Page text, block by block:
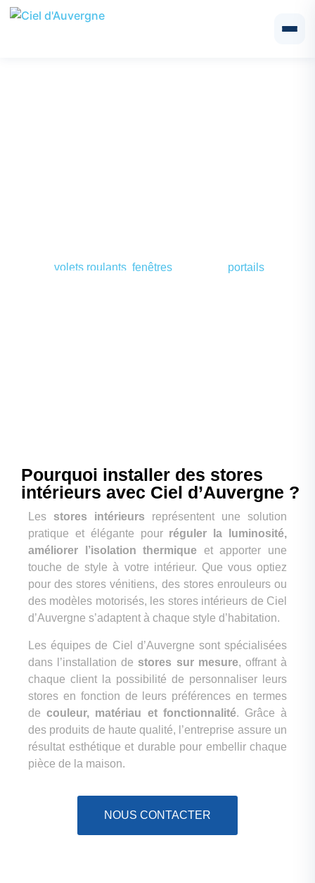
volets roulants, fenêtres, portes et portailspour les
Pourquoi installer des stores
intérieurs avec Ciel d’Auvergne ?
Les stores intérieurs représentent une solution
pratique et élégante pour réguler la luminosité,
améliorer l’isolation thermique et apporter une
touche de style à votre intérieur. Que vous optiez
pour des stores vénitiens, des stores enrouleurs ou
des modèles motorisés, les stores intérieurs de Ciel
d’Auvergne s’adaptent à chaque style d’habitation.
Les équipes de Ciel d’Auvergne sont spécialisées
dans l’installation de stores sur mesure, offrant à
chaque client la possibilité de personnaliser leurs
stores en fonction de leurs préférences en termes
decouleur, matériau et fonctionnalité. Grâce à
des produits de haute qualité, l’entreprise assure un
résultat esthétique et durable pour embellir chaque
pièce de la maison.
NOUS CONTACTER